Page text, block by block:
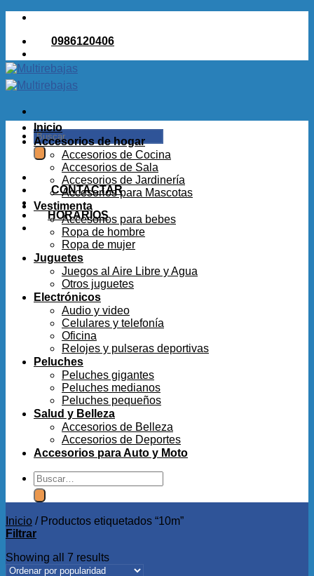
Saltar
contenido0986120406
Buscar
por:
CONTACTAR
HORARIOS
Inicio
Accesorios de hogar
Accesorios de Cocina
Accesorios de Sala
Accesorios de Jardinería
Accesorios para Mascotas
Vestimenta
Accesorios para bebes
Ropa de hombre
Ropa de mujer
Juguetes
Juegos al Aire Libre y Agua
Otros juguetes
Electrónicos
Audio y video
Celulares y telefonía
Oficina
Relojes y pulseras deportivas
Peluches
Peluches gigantes
Peluches medianos
Peluches pequeños
Salud y Belleza
Accesorios de Belleza
Accesorios de Deportes
Accesorios para Auto y Moto
Buscar
por:
Inicio /Productos etiquetados “10m”
Filtrar
Showing all 7 results